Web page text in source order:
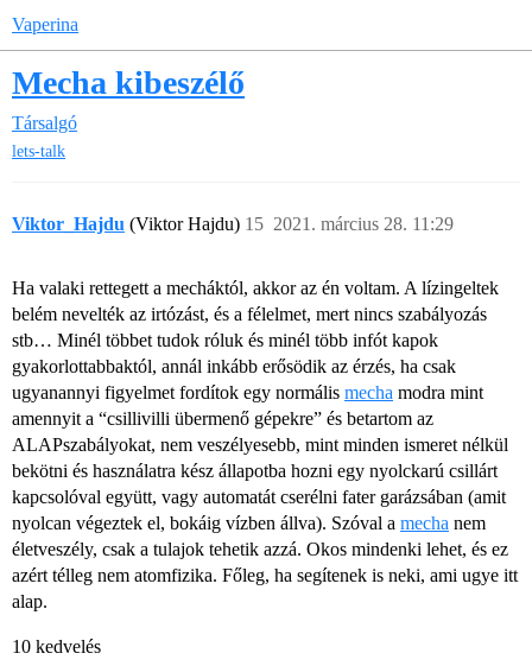
Vaperina
Mecha kibeszélő
Társalgó
lets-talk
Viktor_Hajdu (Viktor Hajdu) 2021. március 28. 11:29
15
Ha valaki rettegett a mecháktól, akkor az én voltam. A lízingeltek
belém nevelték az irtózást, és a félelmet, mert nincs szabályozás
stb… Minél többet tudok róluk és minél több infót kapok
gyakorlottabbaktól, annál inkább erősödik az érzés, ha csak
ugyanannyi figyelmet fordítok egy normális mecha modra mint
amennyit a “csillivilli übermenő gépekre” és betartom az
ALAPszabályokat, nem veszélyesebb, mint minden ismeret nélkül
bekötni és használatra kész állapotba hozni egy nyolckarú csillárt
kapcsolóval együtt, vagy automatát cserélni fater garázsában (amit
nyolcan végeztek el, bokáig vízben állva). Szóval a mecha nem
életveszély, csak a tulajok tehetik azzá. Okos mindenki lehet, és ez
azért télleg nem atomfizika. Főleg, ha segítenek is neki, ami ugye itt
alap.
10 kedvelés